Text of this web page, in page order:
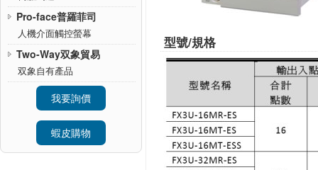
Pro-face普羅菲司
人機介面觸控螢幕
Two-Way双象貿易
双象自有產品
我要詢價
蝦皮購物
型號/規格